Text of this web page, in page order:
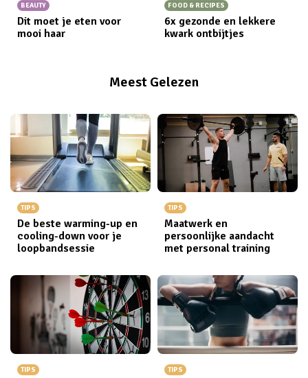
BEAUTY
Dit moet je eten voor
mooi haar
FOOD & RECIPES
6x gezonde en lekkere
kwark ontbijtjes
Meest Gelezen
TIPS
De beste warming-up en
cooling-down voor je
loopbandsessie
TIPS
Maatwerk en
persoonlijke aandacht
met personal training
TIPS TIPS